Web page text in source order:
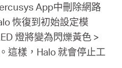
App中刪除網路
恢復到初始設定模
燈將變為閃爍黃色 >
這樣，Halo 就會停止工